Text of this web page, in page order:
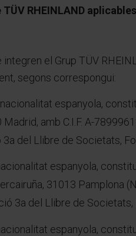
RHEINLAND
el Grup TÜV
segons correspongui:
nacionalitat espanyola,
Madrid, amb C.I.F. A-
del Llibre de Societats,
espanyola,
31013 Pamplona
3a del Llibre de
espanyola,